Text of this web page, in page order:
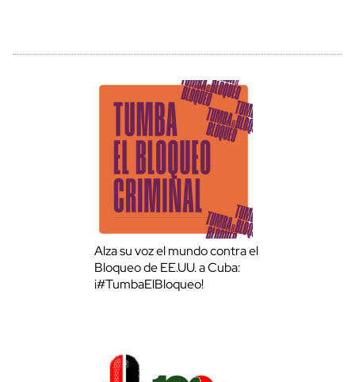
Alza su voz el mundo contra el
Bloqueo de EE.UU. a Cuba:
¡#TumbaElBloqueo!